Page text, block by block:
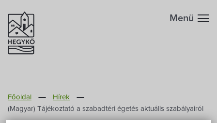
Menü
Főoldal
Hírek
(Magyar) Tájékoztató a szabadtéri égetés aktuális szabályairól